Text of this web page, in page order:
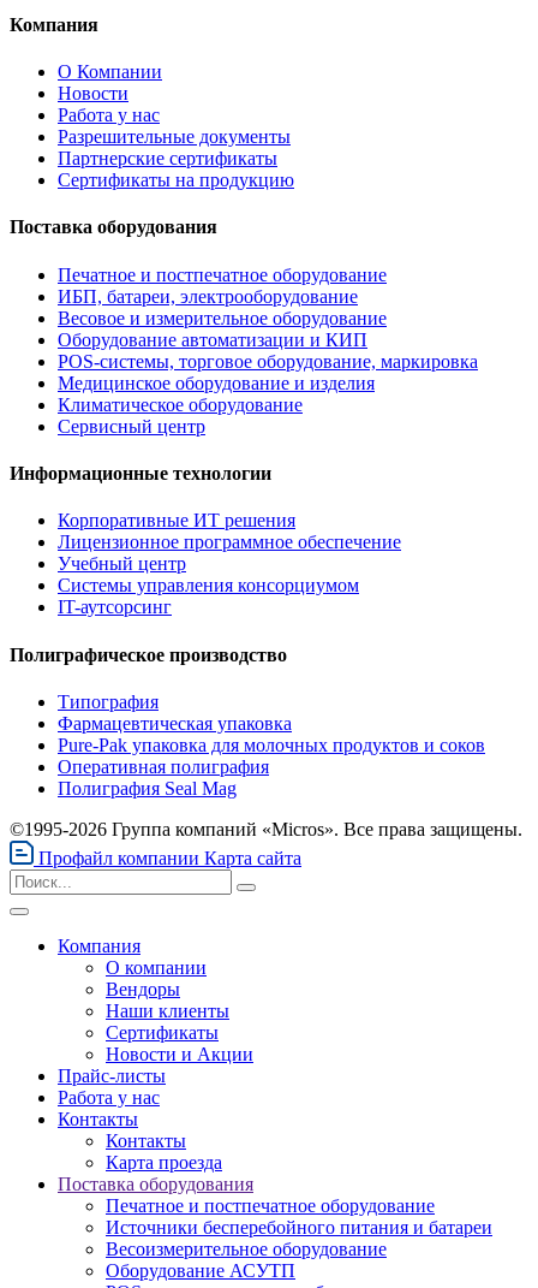
Компания
О Компании
Новости
Работа у нас
Разрешительные документы
Партнерские сертификаты
Сертификаты на продукцию
Поставка оборудования
Печатное и постпечатное оборудование
ИБП, батареи, электрооборудование
Весовое и измерительное оборудование
Оборудование автоматизации и КИП
POS-системы, торговое оборудование, маркировка
Медицинское оборудование и изделия
Климатическое оборудование
Сервисный центр
Информационные технологии
Корпоративные ИТ решения
Лицензионное программное обеспечение
Учебный центр
Системы управления консорциумом
IT-аутсорсинг
Полиграфическое производство
Типография
Фармацевтическая упаковка
Pure-Pak упаковка для молочных продуктов и соков
Оперативная полиграфия
Полиграфия Seal Mag
©1995-2026 Группа компаний «Micros». Все права защищены.
Профайл компании Карта сайта
Компания
О компании
Вендоры
Наши клиенты
Сертификаты
Новости и Акции
Прайс-листы
Работа у нас
Контакты
Контакты
Карта проезда
Поставка оборудования
Печатное и постпечатное оборудование
Источники бесперебойного питания и батареи
Весоизмерительное оборудование
Оборудование АСУТП